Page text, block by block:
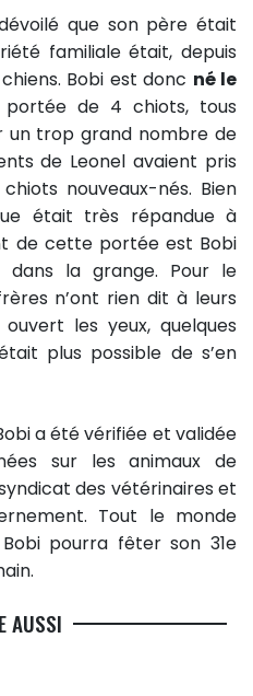
que son père était
familiale était, depuis
Bobi est donc né le
portée de 4 chiots, tous
un trop grand nombre de
de Leonel avaient pris
nouveaux-nés. Bien
était très répandue à
de cette portée est Bobi
la grange. Pour le
n’ont rien dit à leurs
les yeux, quelques
plus possible de s’en
a été vérifiée et validée
sur les animaux de
des vétérinaires et
Tout le monde
pourra fêter son 31e
AUSSI